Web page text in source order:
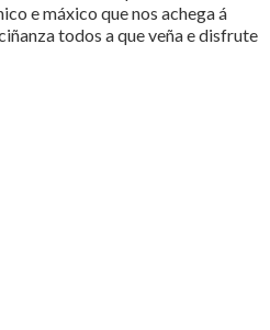
e máxico que nos achega á
todos a que veña e disfrute